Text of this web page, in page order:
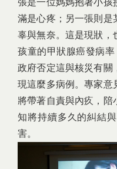
滿是心疼；另一張則是
辜與無奈。這是現狀，
孩童的甲狀腺癌發病
政府否定這與核災有關
現這麼多病例。專家意
將帶著自責與內疚，陪
知將持續多久的糾結
害。